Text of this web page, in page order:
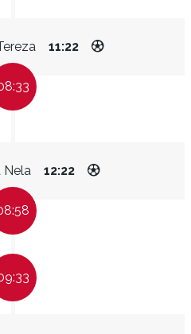
11:22
Nela 12:22